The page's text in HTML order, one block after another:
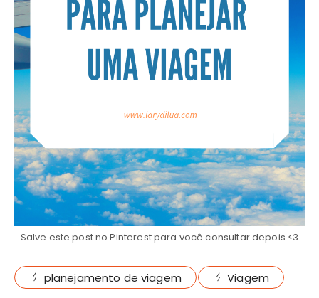
Salve este post no Pinterest para você consultar depois <3
planejamento de viagem Viagem